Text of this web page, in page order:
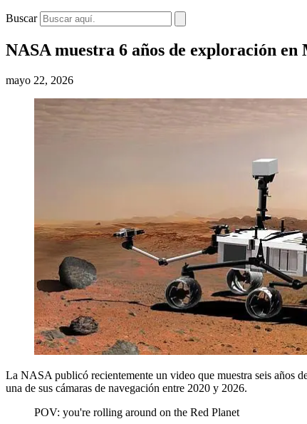
Buscar
NASA muestra 6 años de exploración
mayo 22, 2026
La NASA publicó recientemente un video que muestra seis años
una de sus cámaras de navegación entre 2020 y 2026.
POV: you're rolling around on the Red Planet